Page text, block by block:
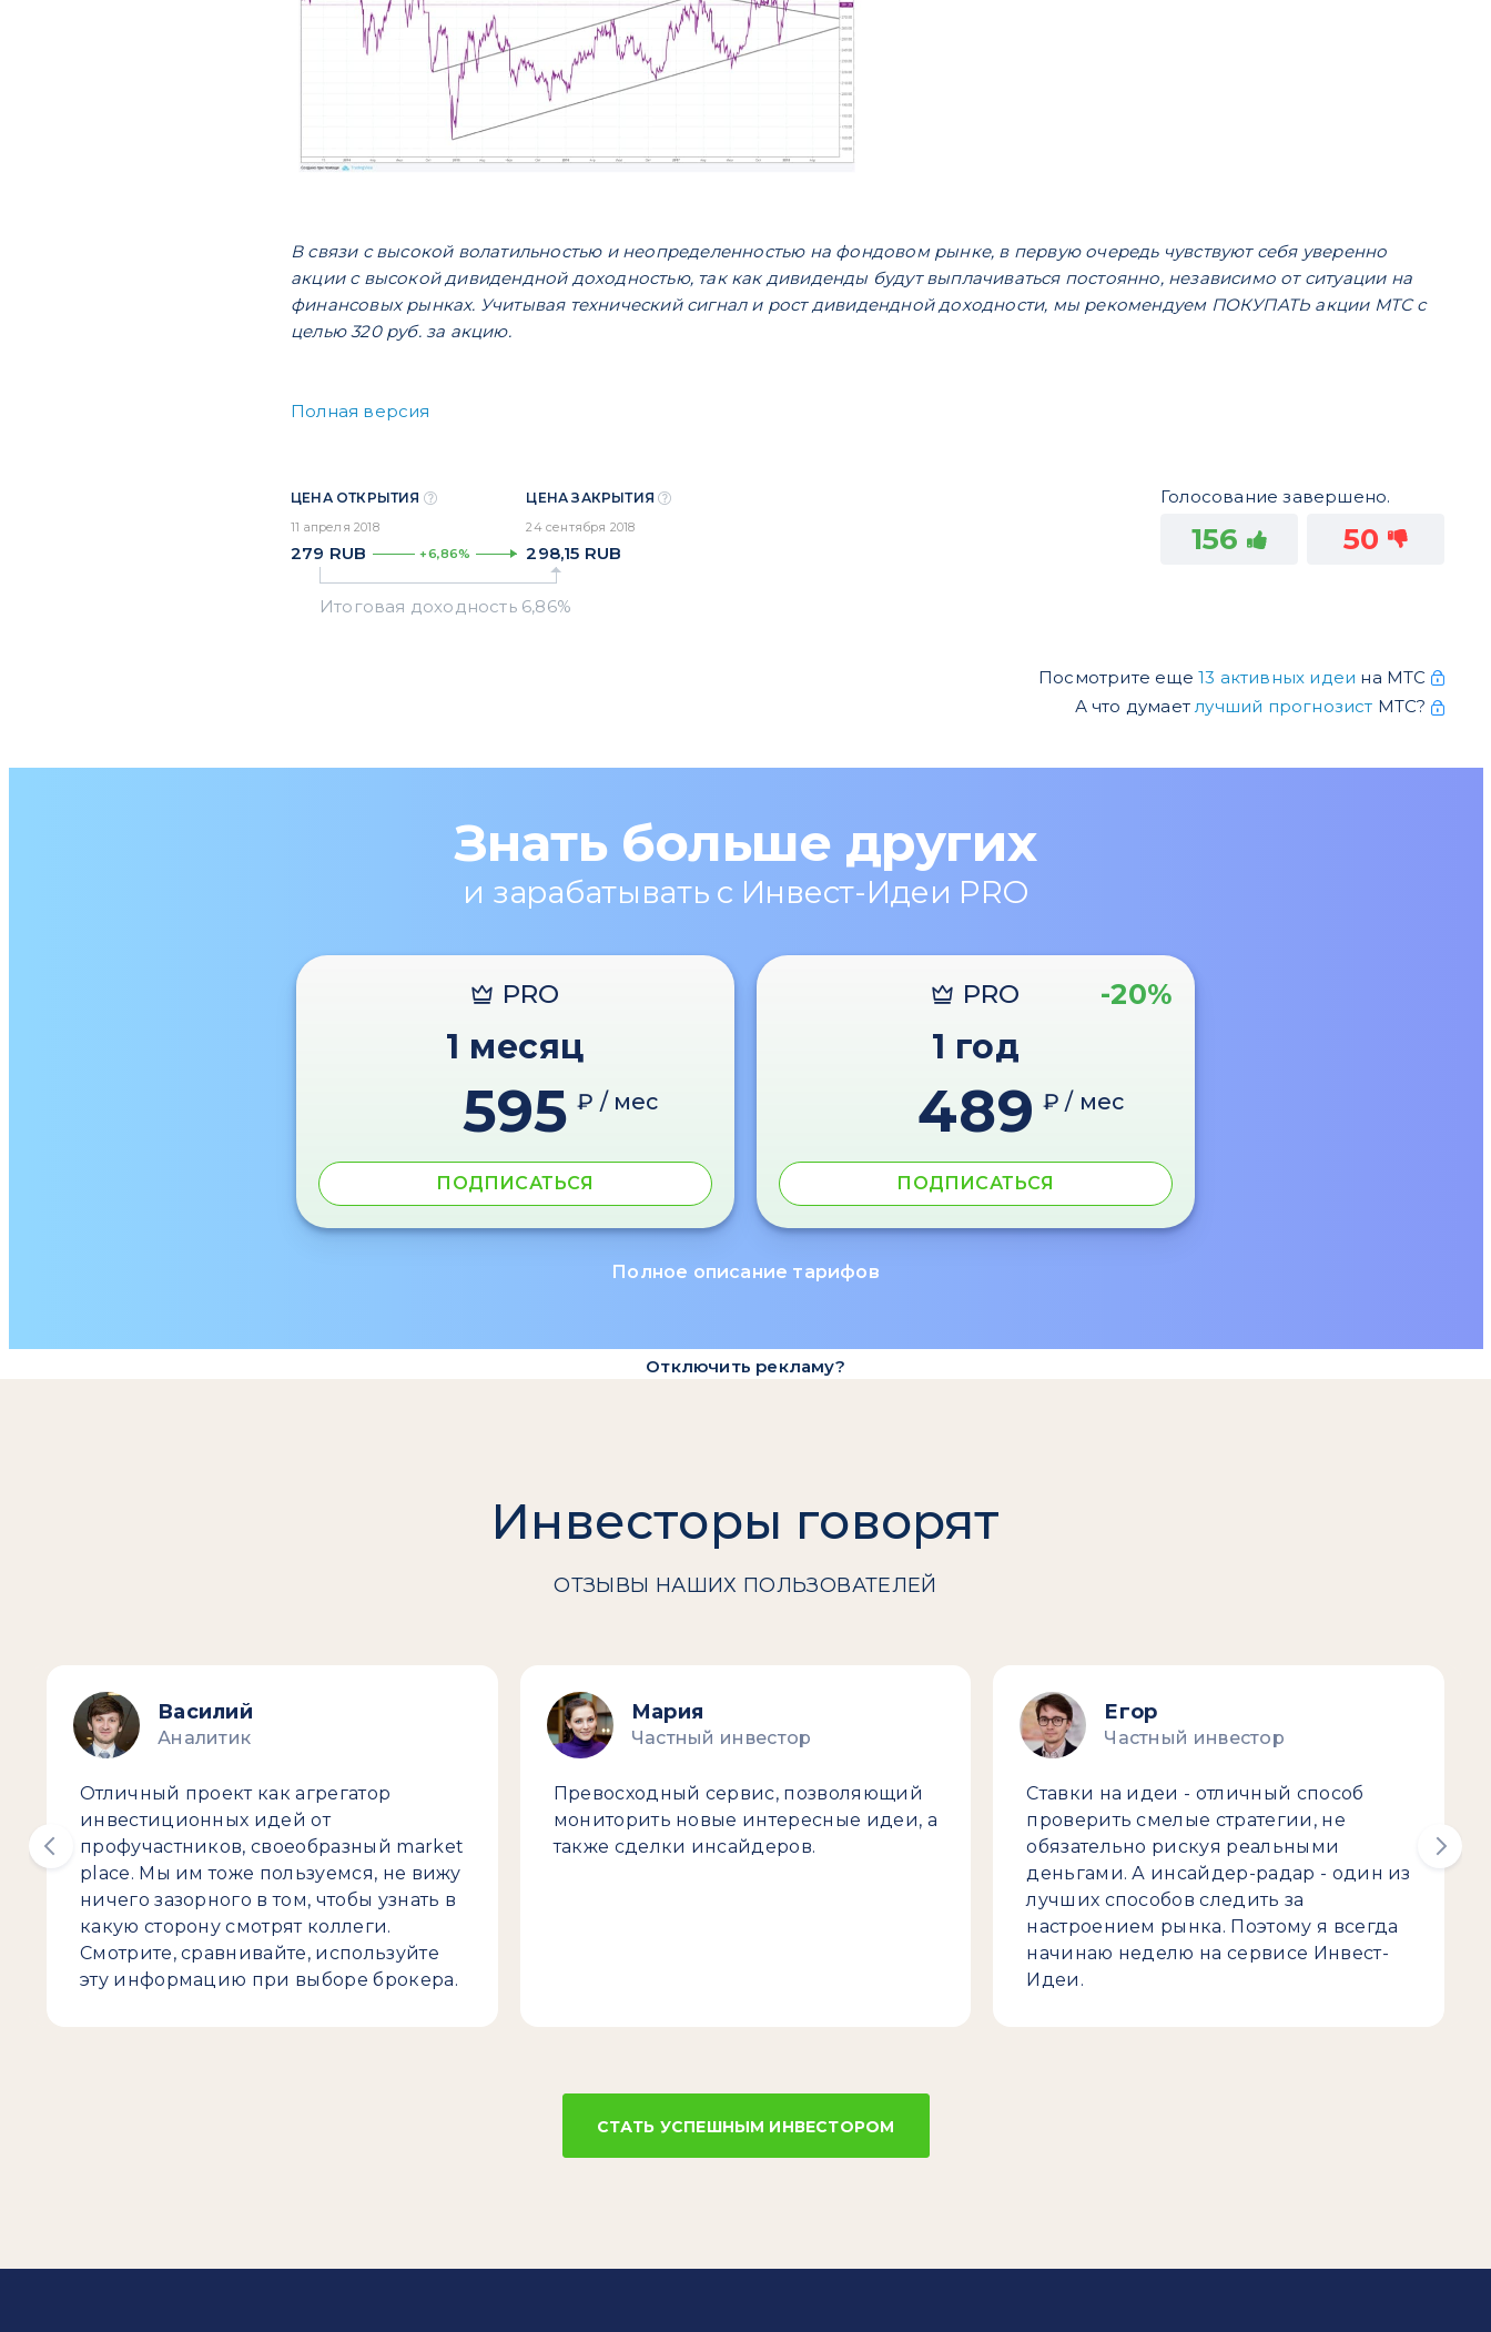
В связи с высокой волатильностью и неопределенностью на фондовом рынке, в первую очередь чувствуют себя уверенно
акции с высокой дивидендной доходностью, так как дивиденды будут выплачиваться постоянно, независимо от ситуации на
финансовых рынках. Учитывая технический сигнал и рост дивидендной доходности, мы рекомендуем ПОКУПАТЬ акции МТС с
целью 320 руб. за акцию.
Полная версия
ЦЕНА ОТКРЫТИЯ
11 апреля 2018
279 RUB +6,86%
ЦЕНА ЗАКРЫТИЯ
24 сентября 2018
298,15 RUB
Голосование завершено.
156 50
Посмотрите еще 13 активных идеи на МТС
А что думаетлучший прогнозист МТС?
Знать больше других
и зарабатывать с Инвест-Идеи PRO
PRO
1 месяц
595 ₽ / мес
ПОДПИСАТЬСЯ
PRO -20%
1 год
489 ₽ / мес
ПОДПИСАТЬСЯ
Полное описание тарифов
Отключить рекламу?
Инвесторы говорят
ОТЗЫВЫ НАШИХ ПОЛЬЗОВАТЕЛЕЙ
Василий
Аналитик
Отличный проект как агрегатор
инвестиционных идей от
профучастников, своеобразный market
place. Мы им тоже пользуемся, не вижу
ничего зазорного в том, чтобы узнать в
какую сторону смотрят коллеги.
Смотрите, сравнивайте, используйте
эту информацию при выборе брокера.
Мария
Частный инвестор
Превосходный сервис, позволяющий
мониторить новые интересные идеи, а
также сделки инсайдеров.
Егор
Частный инвестор
Ставки на идеи - отличный способ
проверить смелые стратегии, не
обязательно рискуя реальными
деньгами. А инсайдер-радар - один из
лучших способов следить за
настроением рынка. Поэтому я всегда
начинаю неделю на сервисе Инвест-
Идеи.
СТАТЬ УСПЕШНЫМ ИНВЕСТОРОМ